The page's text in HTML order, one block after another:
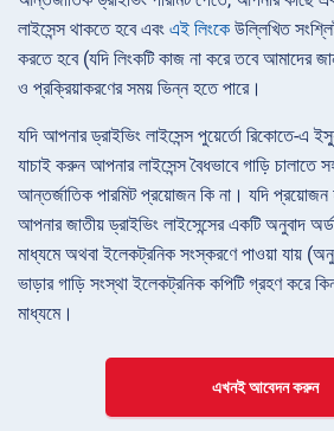
লাইসেন্স থাকতে হবে এবং এই লিংকে উল্লিখিত
করতে হবে (যদি লিংকটি কাজ না করে তবে আমাদের
ও প্রক্রিয়াকরণের সময় ভিন্ন হতে পারে।
যদি আপনার ড্রাইভিং লাইসেন্স পুয়ের্তো রিকোতে-এ
যাচাই করুন আপনার লাইসেন্স বৈধভাবে গাড়ি চালাতে
আন্তর্জাতিক পারমিট প্রয়োজন কি না। যদি
আপনার জাতীয় ড্রাইভিং লাইসেন্সের একটি অনুবাদ
মাধ্যমে অথবা ইলেকট্রনিক সংস্করণে পাওয়া যায়
ভাড়ার গাড়ি সংস্থা ইলেকট্রনিক কপিটি গ্রহণ করে
মাধ্যমে।
এখনই আবেদন করুন